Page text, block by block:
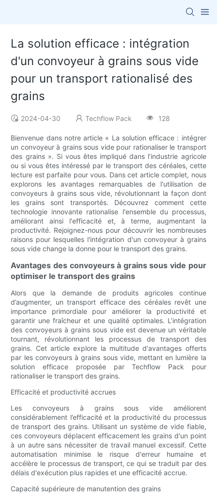
La solution efficace : intégration
d'un convoyeur à grains sous vide
pour un transport rationalisé des
grains
2024-04-30 Techflow Pack 128
Bienvenue dans notre article « La solution efficace : intégrer
un convoyeur à grains sous vide pour rationaliser le transport
des grains ». Si vous êtes impliqué dans l’industrie agricole
ou si vous êtes intéressé par le transport des céréales, cette
lecture est parfaite pour vous. Dans cet article complet, nous
explorons les avantages remarquables de l'utilisation de
convoyeurs à grains sous vide, révolutionnant la façon dont
les grains sont transportés. Découvrez comment cette
technologie innovante rationalise l'ensemble du processus,
améliorant ainsi l'efficacité et, à terme, augmentant la
productivité. Rejoignez-nous pour découvrir les nombreuses
raisons pour lesquelles l'intégration d'un convoyeur à grains
sous vide change la donne pour le transport des grains.
Avantages des convoyeurs à grains sous vide pour
optimiser le transport des grains
Alors que la demande de produits agricoles continue
d’augmenter, un transport efficace des céréales revêt une
importance primordiale pour améliorer la productivité et
garantir une fraîcheur et une qualité optimales. L’intégration
des convoyeurs à grains sous vide est devenue un véritable
tournant, révolutionnant les processus de transport des
grains. Cet article explore la multitude d'avantages offerts
par les convoyeurs à grains sous vide, mettant en lumière la
solution efficace proposée par Techflow Pack pour
rationaliser le transport des grains.
Efficacité et productivité accrues
Les convoyeurs à grains sous vide améliorent
considérablement l’efficacité et la productivité du processus
de transport des grains. Utilisant un système de vide fiable,
ces convoyeurs déplacent efficacement les grains d'un point
à un autre sans nécessiter de travail manuel excessif. Cette
automatisation minimise le risque d'erreur humaine et
accélère le processus de transport, ce qui se traduit par des
délais d'exécution plus rapides et une efficacité accrue.
Capacité supérieure de manutention des grains